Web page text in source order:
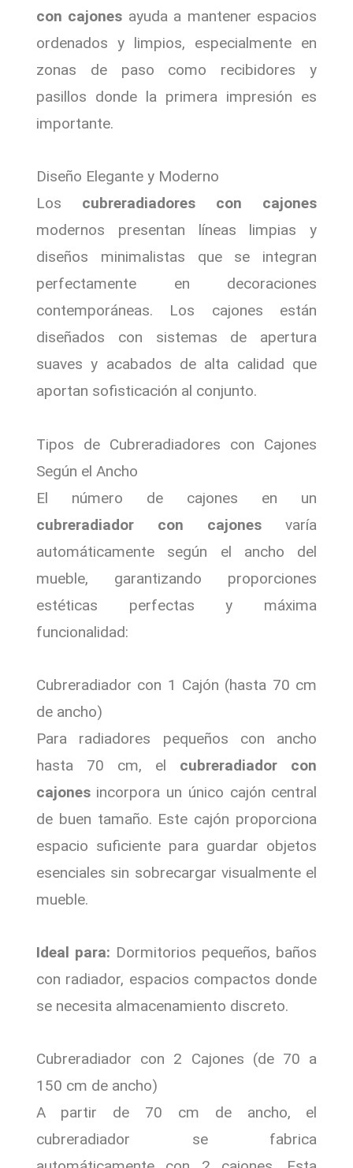
con cajones ayuda a mantener espacios
ordenados y limpios, especialmente en
zonas de paso como recibidores y
pasillos donde la primera impresión es
importante.
Diseño Elegante y Moderno
Los cubreradiadores con cajones
modernos presentan líneas limpias y
diseños minimalistas que se integran
perfectamente en decoraciones
contemporáneas. Los cajones están
diseñados con sistemas de apertura
suaves y acabados de alta calidad que
aportan sofisticación al conjunto.
Tipos de Cubreradiadores con Cajones
Según el Ancho
El número de cajones en un
cubreradiador con cajones varía
automáticamente según el ancho del
mueble, garantizando proporciones
estéticas perfectas y máxima
funcionalidad:
Cubreradiador con 1 Cajón (hasta 70 cm
de ancho)
Para radiadores pequeños con ancho
hasta 70 cm, el cubreradiador con
cajonesincorpora un único cajón central
de buen tamaño. Este cajón proporciona
espacio suficiente para guardar objetos
esenciales sin sobrecargar visualmente el
mueble.
Ideal para: Dormitorios pequeños, baños
con radiador, espacios compactos donde
se necesita almacenamiento discreto.
Cubreradiador con 2 Cajones (de 70 a
150 cm de ancho)
A partir de 70 cm de ancho, el
cubreradiador se fabrica